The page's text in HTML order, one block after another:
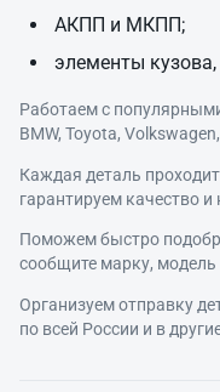
АКПП и МКПП;
элементы
Работаем с
BMW, Toyota,
Каждая деталь
гарантируем качество и
Поможем быстро
сообщите марку,
Организуем отправку
по всей России и в